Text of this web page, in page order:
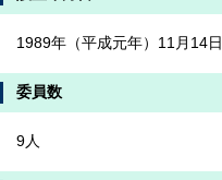
1989年（平成元年）11月14日
委員数
9人